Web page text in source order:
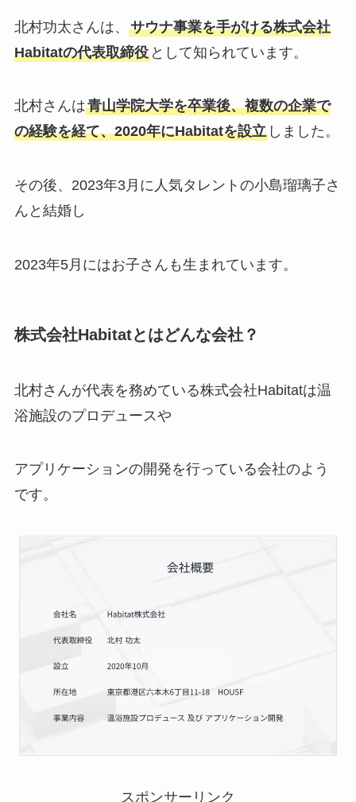
北村功太さんは、 サウナ事業を手がける株式会社
Habitatの代表取締役として知られています。
北村さんは青山学院大学を卒業後、複数の企業で
の経験を経て、2020年にHabitatを設立しました。
その後、2023年3月に人気タレントの小島瑠璃子さ
んと結婚し
2023年5月にはお子さんも生まれています。
株式会社Habitatとはどんな会社？
北村さんが代表を務めている株式会社Habitatは温
浴施設のプロデュースや
アプリケーションの開発を行っている会社のよう
です。
スポンサーリンク